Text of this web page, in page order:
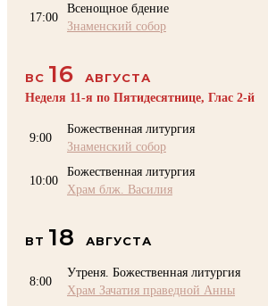
17:00
Всенощное бдение
Знаменский собор
ВС 16
АВГУСТА
Неделя 11-я по Пятидесятнице, Глас 2-й
9:00
Божественная литургия
Знаменский собор
10:00
Божественная литургия
Храм блж. Василия
ВТ 18 АВГУСТА
8:00
Утреня. Божественная литургия
Храм Зачатия праведной Анны